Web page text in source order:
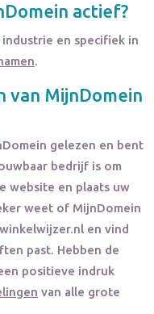
actief?
industrie en specifiek in
.
van MijnDomein
gelezen en bent
bedrijf is om
website en plaats uw
weet of MijnDomein
en vind
past. Hebben de
positieve indruk
van alle grote